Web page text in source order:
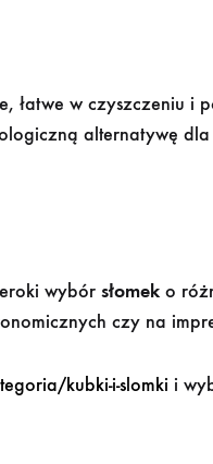
łatwe w czyszczeniu i
alternatywę
wybór słomek o
czy na
kubki-i-slomki i